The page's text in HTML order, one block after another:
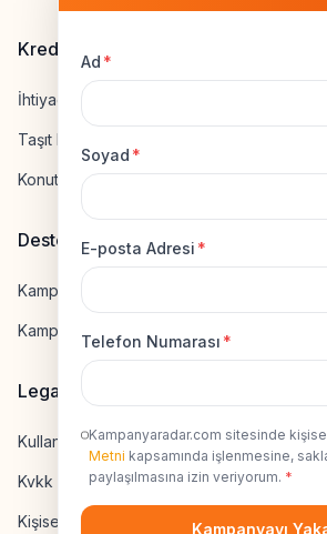
Ad *
Soyad *
E-posta Adresi *
Telefon Numarası *
Kampanyaradar.com sitesinde
Metni kapsamında işlenmesine,
paylaşılmasına izin veriyorum. *
Kampanyayı
Kredi Hesapla
İhtiyaç Kredisi Hesapla
Taşıt Kredisi Hesapla
Konut Kredisi Hesapla
Destek
Kampanya Gönderme
Kampanyaya Katılma
Legal
Kullanıcı Sözleşmesi
Kvkk Uyumluluk
Kişisel Veri İzni